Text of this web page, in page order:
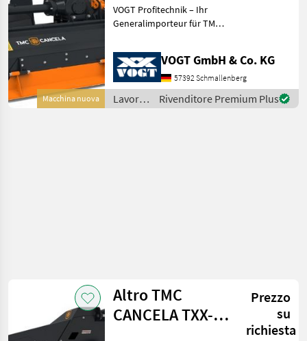
Macchina nuova
/Steinfräse
VOGT Profitechnik – Ihr
Generalimporteur für TMC
Österreich = Große Auswahl
an TMC Forstmulchern,
Forstfräsen &
Steinbrechern für Schlep
VOGT GmbH & Co. KG
57392 Schmallenberg
Lavorazione
terreno
Rivenditore Premium Plus
Altro TMC
CANCELA TXX-
Prezzo
su
richiesta